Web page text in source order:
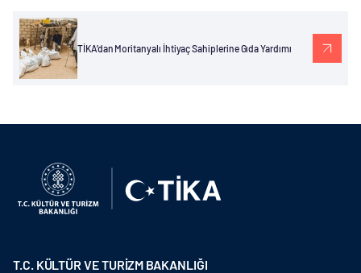
TİKA’dan Moritanyalı İhtiyaç Sahiplerine Gıda Yardımı
T.C. KÜLTÜR VE TURİZM BAKANLIĞI